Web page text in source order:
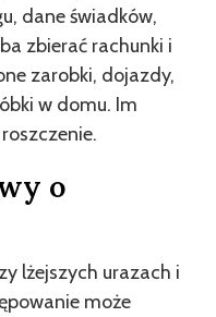
dane świadków,
zbierać rachunki i
zarobki, dojazdy,
w domu. Im
o
lżejszych urazach i
może